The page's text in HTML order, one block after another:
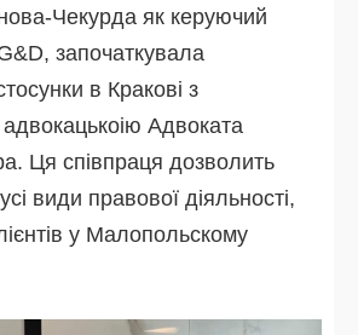
Чекурда як керуючий
започаткувала
в Кракові з
Адвоката
Ця співпраця дозволить
види правової діяльності,
у Малопольскому